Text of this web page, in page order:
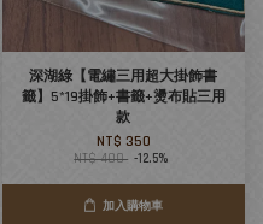
深湖綠【電繡三用超大掛飾書
籤】5*19掛飾+書籤+燙布貼三用
款
NT$ 350
NT$ 400 -12.5%
加入購物車